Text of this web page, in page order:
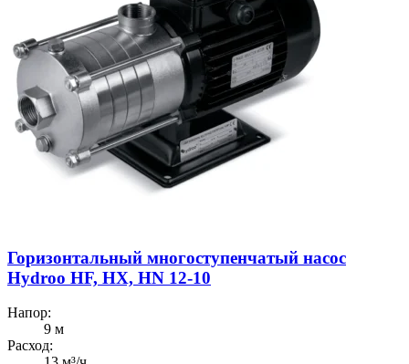
Горизонтальный многоступенчатый насос
Hydroo HF, HX, HN 12-10
Напор:
9 м
Расход: